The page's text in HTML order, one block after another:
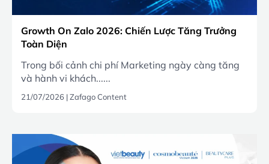
Growth On Zalo 2026: Chiến Lược Tăng Trưởng
Toàn Diện
Trong bối cảnh chi phí Marketing ngày càng tăng
và hành vi khách......
21/07/2026 |Zafago Content